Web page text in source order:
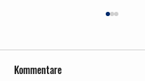
Kommentare